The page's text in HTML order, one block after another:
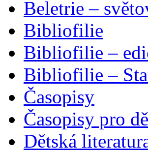
Beletrie –
Bibliofilie
Bibliofilie –
Bibliofilie –
Časopisy
Časopisy pro
Dětská